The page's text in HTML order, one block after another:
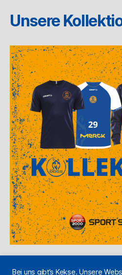
Unsere
Bei uns gibt’s Kekse. Unsere